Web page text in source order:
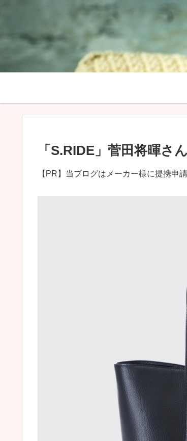
「S.RIDE」菅田将暉
【PR】当ブログはメーカー様に提携申